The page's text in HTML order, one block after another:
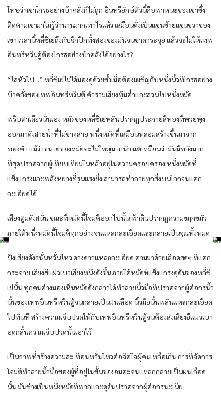
โทษว่าเขาโกรธอย่างบ้าคลั่งก็ไม่ถูก อินทรียักษ์ตัวนี้คือพาหนะของเขาซึ่ง
ติดตามเขามาไม่รู้ว่านานมากเท่าไรแล้ว เสมือนดั่งเป็นแขนซ้ายแขนขวาของ
เขา เวลานี้หลี่ชิเย่ถึงกับฉีกปีกทั้งสองของมันจนขาดกระจุย แล้วจะไม่ให้เทพ
อินทรีหวินตู้ต้องโกรธอย่างบ้าคลั่งได้อย่างไร?
“ไสหัวไป…” หลี่ชิเย่ไม่ได้มองดูด้วยซ้ำเมื่อต้องเผชิญกับหนึ่งนิ้วที่โกรธอย่าง
บ้าคลั่งของเทพอินทรีหวินตู้ คำรามเสียงทุ้มต่ำและสวนไปหนึ่งหมัด
พริบตาเดียวนั่นเอง หมัดของหลี่ชิเย่พลันปรากฏประกายสีทองที่พวยพุ่ง
ออกมาดั่งสายน้ำที่ไม่ขาดสาย หนึ่งหมัดที่เสมือนหลอมสร้างขึ้นมาจาก
ทองคำ แม้ว่าขนาดของหมัดจะไม่ใหญ่มากนัก แต่เหมือนว่ามันมีพลังมาก
ที่สุดปราศจากผู้เทียบเทียมในหล้าอยู่ในความครอบครอง หนึ่งหมัดที่
แข็งแกร่งและพลังหยางที่รุนแรงยิ่ง สามารถทำลายทุกสิ่งบนโลกจนแตก
ละเอียดได้
เสียงตูมดังสนั่น ขณะที่หมัดนี้โจมตีออกไปนั้น ฟ้าดินปรากฏความขมุกขมัว
ภายใต้หนึ่งหมัดนี้โจมตีทุกอย่างจนแหลกละเอียดและกลายเป็นจุณทั้งหมด
ปังเสียงดังสนั่นหวั่นไหว ดวงดาวแหลกละเอียด ตามมาด้วยเลือดสดๆ ที่แตก
กระจาย เสียงฮึแผ่วเบาเสียงหนึ่งดังขึ้น ภายใต้หมัดที่แข็งแกร่งดุดันของหลี่ชิ
เย่นั้น ทุกคนต่างมองเห็นหมัดดังกล่าวได้ทำลายนิ้วมือที่ปราศจากผู้ต่อกรนิ้ว
นั้นของเทพอินทรีหวินตู้จนกลายเป็นฝนเลือด นิ้วมือนั้นพลันแหลกละเอียด
ไปทันที สร้างความเจ็บปวดให้กับเทพอินทรีหวินตู้จนต้องส่งเสียงฮึแผ่วเบา
อดกลั้นความเจ็บปวดนั้นเอาไว้
เป็นภาพที่สร้างความสะเทือนหวั่นไหวต่อจิตใจผู้คนเหลือเกิน การที่จัดการ
โจมตีทำลายนิ้วมือของผู้ที่อยู่ในขั้นของอมตะจนแหลกกลายเป็นฝนเลือด
นั้น มันช่างเป็นหนึ่งหมัดที่พาลและดุดันปราศจากผู้ต่อกรนะเนี่ย